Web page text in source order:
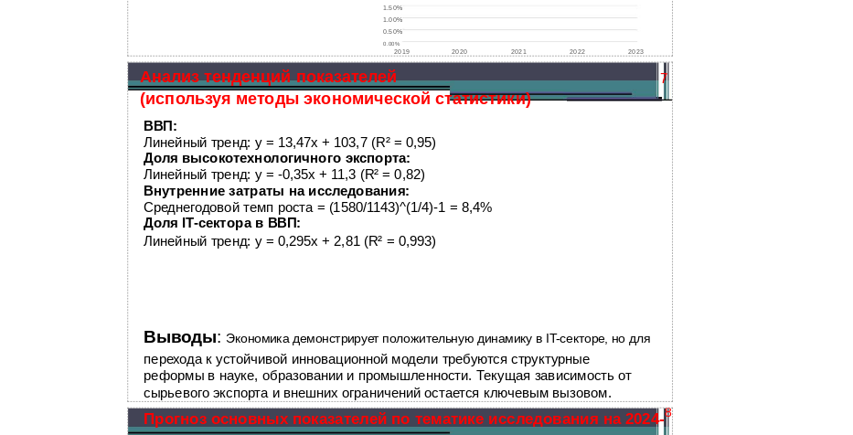
1.50%
1.00%
0.50%
0.00%
2020 2021 2022 2023
2019
Анализ тенденций показателей 7
(используя методы экономической статистики)
ВВП:
Линейный тренд: y = 13,47x + 103,7 (R² = 0,95)
Доля высокотехнологичного экспорта:
Линейный тренд: y = -0,35x + 11,3 (R² = 0,82)
Внутренние затраты на исследования:
Среднегодовой темп роста = (1580/1143)^(1/4)-1 = 8,4%
Доля IT-сектора в ВВП:
Линейный тренд: y = 0,295x + 2,81 (R² = 0,993)
Выводы: Экономика демонстрирует положительную динамику в IT-секторе, но для
перехода к устойчивой инновационной модели требуются структурные
реформы в науке, образовании и промышленности. Текущая зависимость от
сырьевого экспорта и внешних ограничений остается ключевым вызовом.
Прогноз основных показателей по тематике исследования на 2024-8